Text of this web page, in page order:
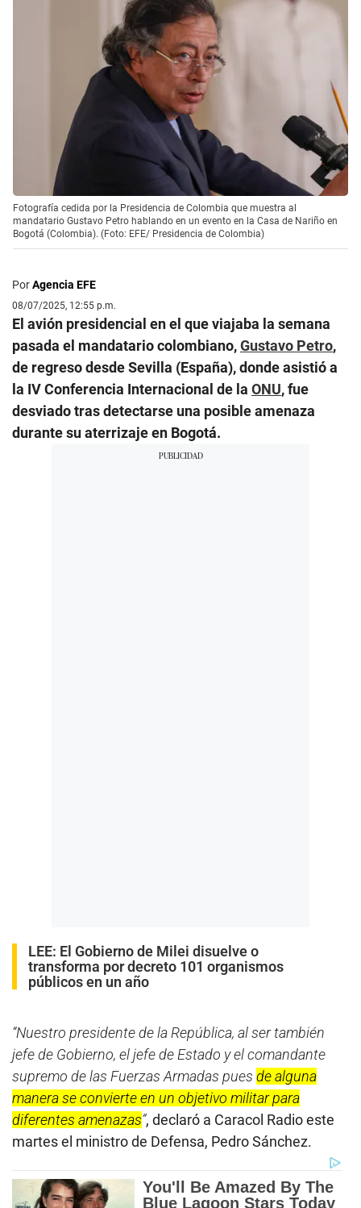
Fotografía cedida por la Presidencia de Colombia que muestra al
mandatario Gustavo Petro hablando en un evento en la Casa de Nariño en
Bogotá (Colombia). (Foto: EFE/ Presidencia de Colombia)
PorAgencia EFE
08/07/2025, 12:55 p.m.
El avión presidencial en el que viajaba la semana
pasada el mandatario colombiano,Gustavo Petro,
de regreso desde Sevilla (España), donde asistió a
la IV Conferencia Internacional de la ONU, fue
desviado tras detectarse una posible amenaza
durante su aterrizaje en Bogotá.
LEE: El Gobierno de Milei disuelve o
transforma por decreto 101 organismos
públicos en un año
“Nuestro presidente de la República, al ser también
jefe de Gobierno, el jefe de Estado y el comandante
supremo de las Fuerzas Armadas pues de alguna
manera se convierte en un objetivo militar para
diferentes amenazas”, declaró a Caracol Radio este
martes el ministro de Defensa, Pedro Sánchez.